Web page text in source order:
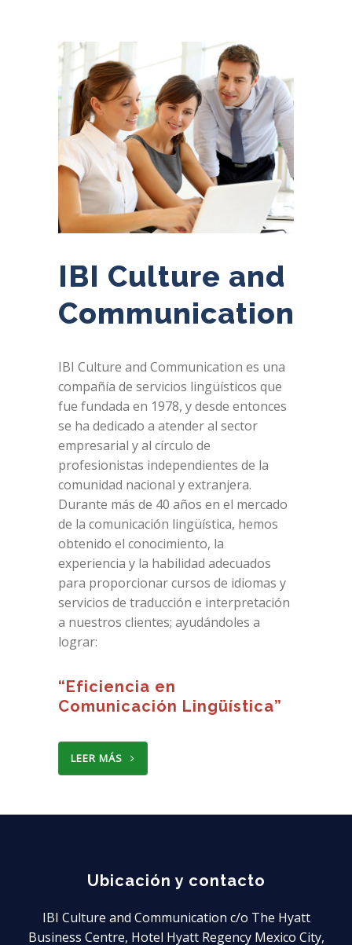
IBI Culture and
Communication
IBI Culture and Communication es una
compañía de servicios lingüísticos que
fue fundada en 1978, y desde entonces
se ha dedicado a atender al sector
empresarial y al círculo de
profesionistas independientes de la
comunidad nacional y extranjera.
Durante más de 40 años en el mercado
de la comunicación lingüística, hemos
obtenido el conocimiento, la
experiencia y la habilidad adecuados
para proporcionar cursos de idiomas y
servicios de traducción e interpretación
a nuestros clientes; ayudándoles a
lograr:
“Eficiencia en
Comunicación Lingüística”
LEER MÁS
Ubicación y contacto
IBI Culture and Communication c/o The Hyatt
Business Centre, Hotel Hyatt Regency Mexico City,